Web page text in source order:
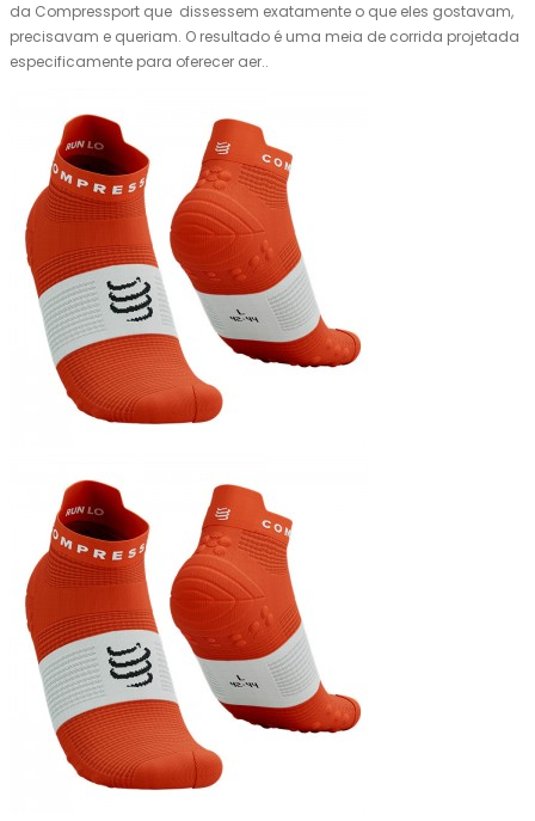
da Compressport que dissessem exatamente o que eles gostavam,
precisavam e queriam. O resultado é uma meia de corrida projetada
especificamente para oferecer aer..